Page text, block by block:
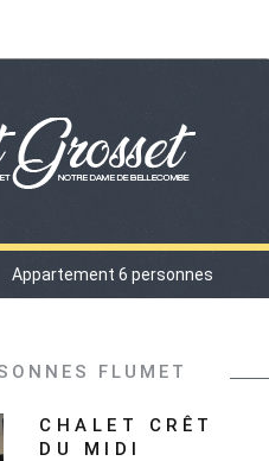
Appartement 6 personnes
FLUMET
CHALET
CRÊT
DU
MIDI